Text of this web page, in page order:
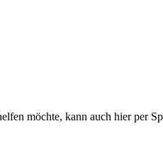
möchte, kann auch hier per